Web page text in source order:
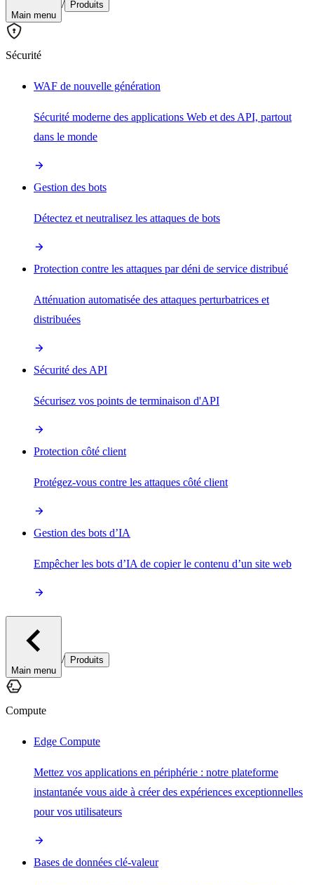
Main menu
/ Produits
Sécurité
WAF de nouvelle génération
Sécurité moderne des applications Web et des API, partout
dans le monde
Gestion des bots
Détectez et neutralisez les attaques de bots
Protection contre les attaques par déni de service distribué
Atténuation automatisée des attaques perturbatrices et
distribuées
Sécurité des API
Sécurisez vos points de terminaison d'API
Protection côté client
Protégez-vous contre les attaques côté client
Gestion des bots d’IA
Empêcher les bots d’IA de copier le contenu d’un site web
Main menu
/ Produits
Compute
Edge Compute
Mettez vos applications en périphérie : notre plateforme
instantanée vous aide à créer des expériences exceptionnelles
pour vos utilisateurs
Bases de données clé-valeur